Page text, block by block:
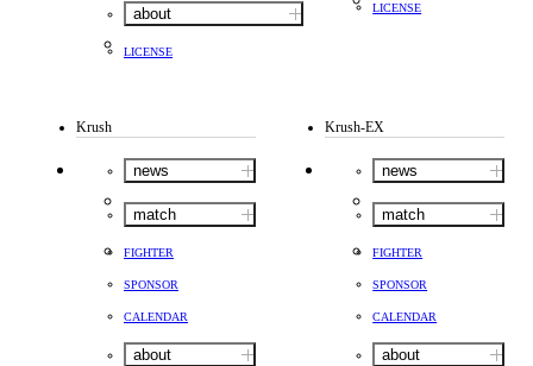
about
LICENSE
LICENSE
Krush
news
match
FIGHTER
SPONSOR
CALENDAR
about
Krush-EX
news
match
FIGHTER
SPONSOR
CALENDAR
about